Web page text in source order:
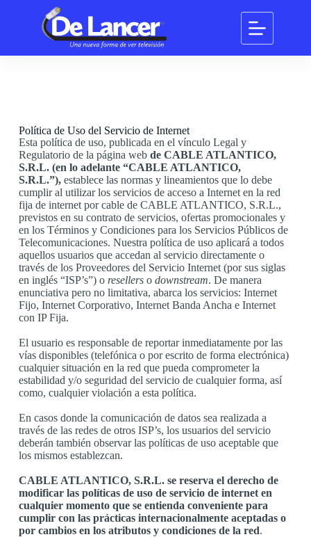
Política de Uso del Servicio de Internet
Esta política de uso, publicada en el vínculo Legal y
Regulatorio de la página web de CABLE ATLANTICO,
S.R.L. (en lo adelante “CABLE ATLANTICO,
S.R.L.”),establece las normas y lineamientos que lo debe
cumplir al utilizar los servicios de acceso a Internet en la red
fija de internet por cable de CABLE ATLANTICO, S.R.L.,
previstos en su contrato de servicios, ofertas promocionales y
en los Términos y Condiciones para los Servicios Públicos de
Telecomunicaciones. Nuestra política de uso aplicará a todos
aquellos usuarios que accedan al servicio directamente o
través de los Proveedores del Servicio Internet (por sus siglas
en inglés “ISP’s”) o resellerso downstream. De manera
enunciativa pero no limitativa, abarca los servicios: Internet
Fijo, Internet Corporativo, Internet Banda Ancha e Internet
con IP Fija.
El usuario es responsable de reportar inmediatamente por las
vías disponibles (telefónica o por escrito de forma electrónica)
cualquier situación en la red que pueda comprometer la
estabilidad y/o seguridad del servicio de cualquier forma, así
como, cualquier violación a esta política.
En casos donde la comunicación de datos sea realizada a
través de las redes de otros ISP’s, los usuarios del servicio
deberán también observar las políticas de uso aceptable que
los mismos establezcan.
CABLE ATLANTICO, S.R.L. se reserva el derecho de
modificar las políticas de uso de servicio de internet en
cualquier momento que se entienda conveniente para
cumplir con las prácticas internacionalmente aceptadas o
por cambios en los atributos y condiciones de la red.